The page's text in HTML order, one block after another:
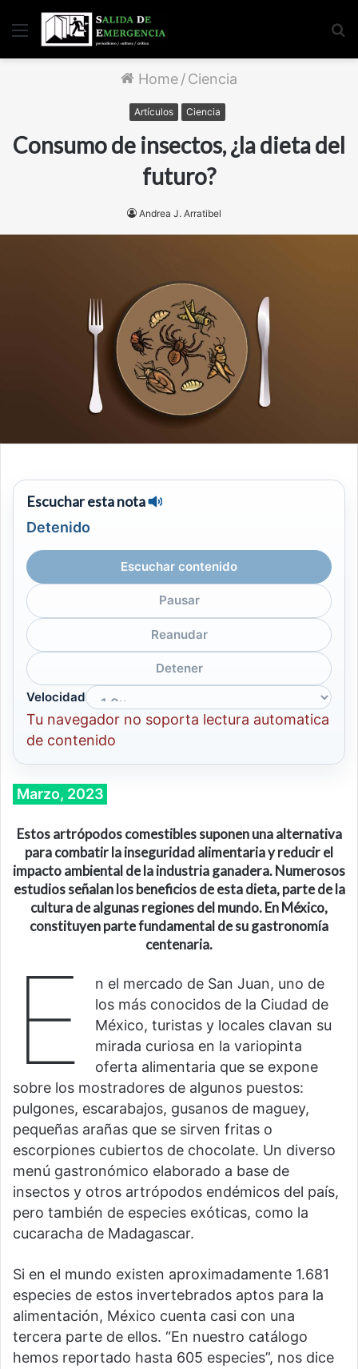
Menu
Home/Ciencia
Artículos Ciencia
Consumo de insectos, ¿la dieta del
futuro?
Andrea J. Arratibel
Escuchar esta nota
Detenido
Escuchar contenido
Pausar
Reanudar
Detener
Velocidad
Tu navegador no soporta lectura automatica
de contenido
Marzo, 2023
Estos artrópodos comestibles suponen una alternativa
para combatir la inseguridad alimentaria y reducir el
impacto ambiental de la industria ganadera. Numerosos
estudios señalan los beneficios de esta dieta, parte de la
cultura de algunas regiones del mundo. En México,
constituyen parte fundamental de su gastronomía
centenaria.
E
n el mercado de San Juan, uno de
los más conocidos de la Ciudad de
México, turistas y locales clavan su
mirada curiosa en la variopinta
oferta alimentaria que se expone
sobre los mostradores de algunos puestos:
pulgones, escarabajos, gusanos de maguey,
pequeñas arañas que se sirven fritas o
escorpiones cubiertos de chocolate. Un diverso
menú gastronómico elaborado a base de
insectos y otros artrópodos endémicos del país,
pero también de especies exóticas, como la
cucaracha de Madagascar.
Si en el mundo existen aproximadamente 1.681
especies de estos invertebrados aptos para la
alimentación, México cuenta casi con una
tercera parte de ellos. “En nuestro catálogo
hemos reportado hasta 605 especies”, nos dice